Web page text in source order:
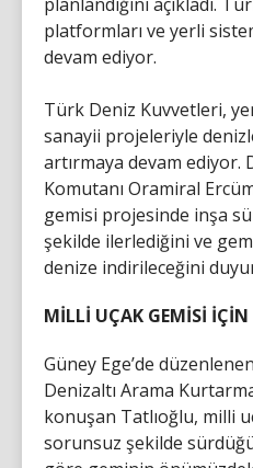
platformları ve yerli
devam ediyor.
Türk Deniz Kuvvetleri,
sanayii projeleriyle
artırmaya devam ediyor.
Komutanı Oramiral
gemisi projesinde inşa
şekilde ilerlediğini ve
denize indirileceğini
MİLLİ UÇAK GEMİSİ İÇİN
Güney Ege’de
Denizaltı Arama
konuşan Tatlıoğlu, milli
sorunsuz şekilde